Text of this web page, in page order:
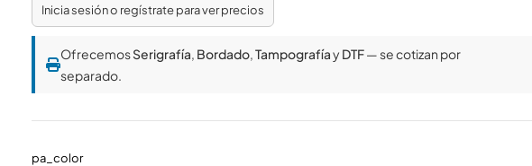
Inicia sesión o regístrate para ver precios
OfrecemosSerigrafía, Bordado,TampografíayDTF— se cotizan por
separado.
pa_color